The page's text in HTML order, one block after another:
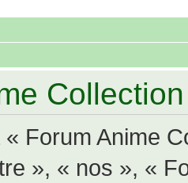
Forum Anime
», « nos », «